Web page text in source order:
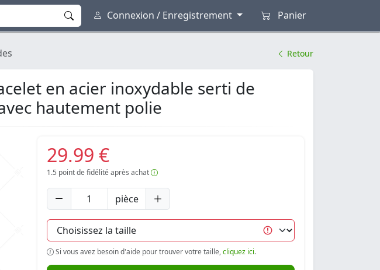
Connexion / Enregistrement Panier
Retour
en acier inoxydable serti de
hautement polie
29.99 €
1.5 point de fidélité après achat
pièce
Si vous avez besoin d'aide pour trouver votre taille,cliquez ici.